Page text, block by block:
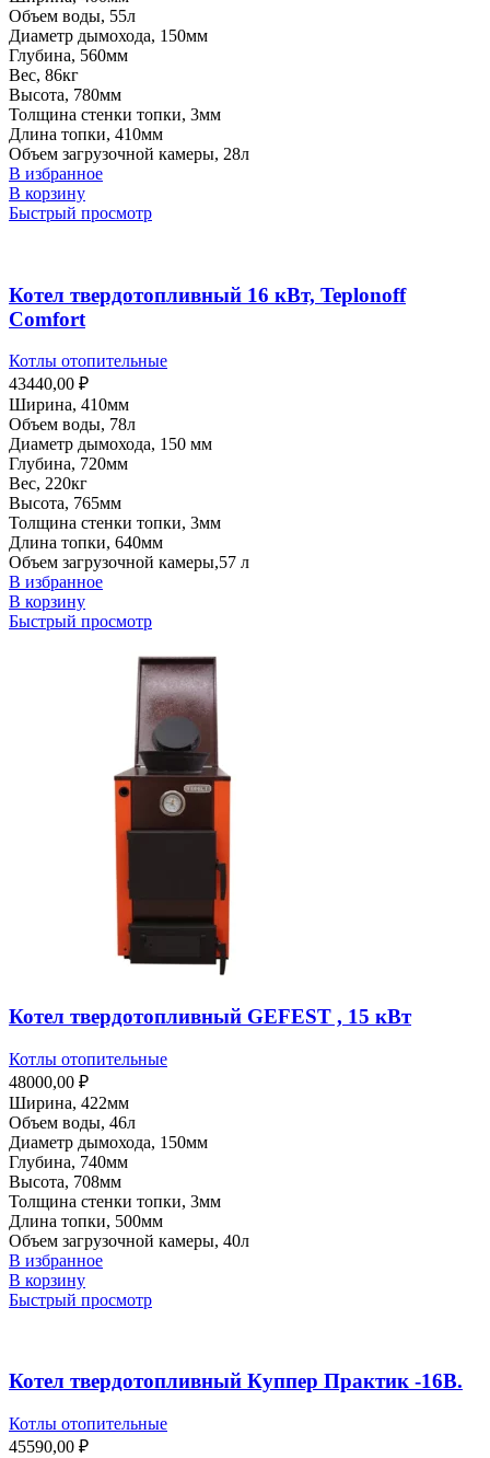
Объем воды, 55л
Диаметр дымохода, 150мм
Глубина, 560мм
Вес, 86кг
Высота, 780мм
Толщина стенки топки, 3мм
Длина топки, 410мм
Объем загрузочной камеры, 28л
В избранное
В корзину
Быстрый просмотр
Котел твердотопливный 16 кВт, Teplonoff
Comfort
Котлы отопительные
43440,00 ₽
Ширина, 410мм
Объем воды, 78л
Диаметр дымохода, 150 мм
Глубина, 720мм
Вес, 220кг
Высота, 765мм
Толщина стенки топки, 3мм
Длина топки, 640мм
Объем загрузочной камеры,57 л
В избранное
В корзину
Быстрый просмотр
Котел твердотопливный GEFEST , 15 кВт
Котлы отопительные
48000,00 ₽
Ширина, 422мм
Объем воды, 46л
Диаметр дымохода, 150мм
Глубина, 740мм
Высота, 708мм
Толщина стенки топки, 3мм
Длина топки, 500мм
Объем загрузочной камеры, 40л
В избранное
В корзину
Быстрый просмотр
Котел твердотопливный Куппер Практик -16В.
Котлы отопительные
45590,00 ₽